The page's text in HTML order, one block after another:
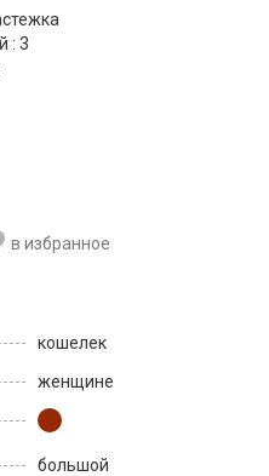
: 3
в избранное
кошелек
женщине
большой